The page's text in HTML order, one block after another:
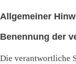
Allgemeiner
Benennung der
Die verantwortliche